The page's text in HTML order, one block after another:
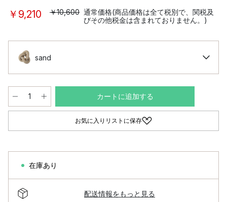
￥9,210 ￥10,600 通常価格(商品価格は全て税別で、関税及
びその他税金は含まれておりません。)
sand
カートに追加する
お気に入りリストに保存
在庫あり
配送情報をもっと見る